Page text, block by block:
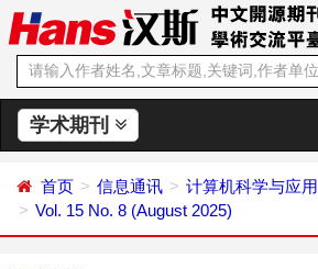
学术期刊
首页 信息通讯
计算机科学与应用
Vol. 15 No. 8 (August 2025)